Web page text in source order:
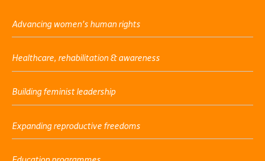
Advancing women’s human rights
Healthcare, rehabilitation & awareness
Building feminist leadership
Expanding reproductive freedoms